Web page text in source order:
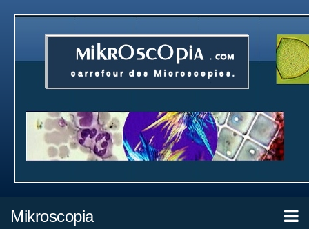
Mikroscopia